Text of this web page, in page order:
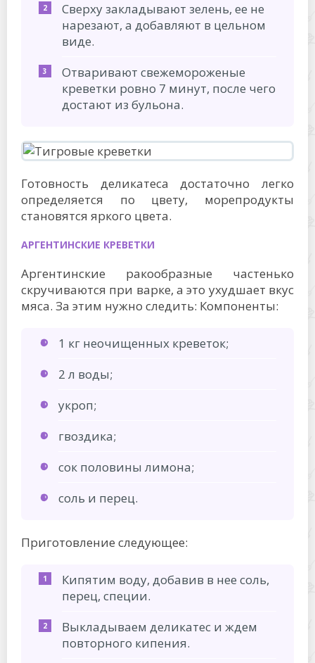
Сверху закладывают зелень, ее не
нарезают, а добавляют в цельном
виде.
Отваривают свежемороженые
креветки ровно 7 минут, после чего
достают из бульона.
Готовность деликатеса достаточно легко
определяется по цвету, морепродукты
становятся яркого цвета.
АРГЕНТИНСКИЕ КРЕВЕТКИ
Аргентинские ракообразные частенько
скручиваются при варке, а это ухудшает вкус
мяса. За этим нужно следить: Компоненты:
1 кг неочищенных креветок;
2 л воды;
укроп;
гвоздика;
сок половины лимона;
соль и перец.
Приготовление следующее:
Кипятим воду, добавив в нее соль,
перец, специи.
Выкладываем деликатес и ждем
повторного кипения.